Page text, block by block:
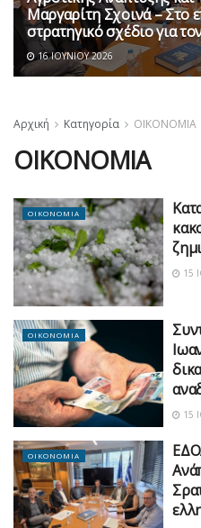
Μαργαρίτη Σχοινά – Στο
στρατηγικό σχέδιο για
16 ΙΟΥΝΊΟΥ 2026
Αρχική Κατηγορία ΟΙΚΟΝΟΜΙΑ
ΟΙΚΟΝΟΜΙΑ
ΟΙΚΟΝΟΜΙΑ
15
ΟΙΚΟΝΟΜΙΑ
15
ΟΙΚΟΝΟΜΙΑ